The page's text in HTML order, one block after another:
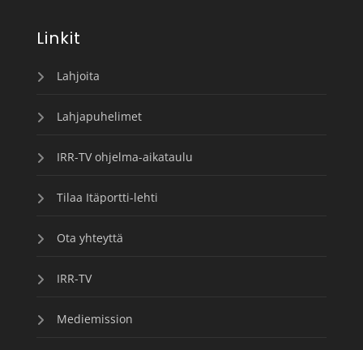
Linkit
Lahjoita
Lahjapuhelimet
IRR-TV ohjelma-aikataulu
Tilaa Itäportti-lehti
Ota yhteyttä
IRR-TV
Mediemission